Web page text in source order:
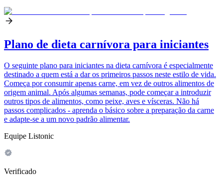
Plano de dieta carnívora para iniciantes
O seguinte plano para iniciantes na dieta carnívora é especialmente
destinado a quem está a dar os primeiros passos neste estilo de vida.
Começa por consumir apenas carne, em vez de outros alimentos de
origem animal. Após algumas semanas, pode começar a introduzir
outros tipos de alimentos, como peixe, aves e vísceras. Não há
passos complicados - aprenda o básico sobre a preparação da carne
e adapte-se a um novo padrão alimentar.
Equipe Listonic
Verificado